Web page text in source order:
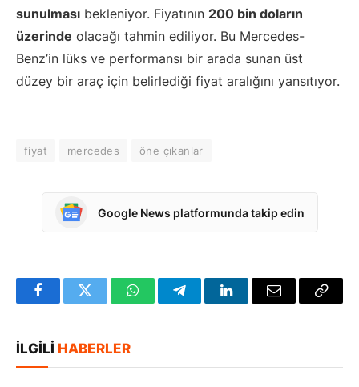
sunulması bekleniyor. Fiyatının 200 bin doların
üzerinde olacağı tahmin ediliyor. Bu Mercedes-
Benz’in lüks ve performansı bir arada sunan üst
düzey bir araç için belirlediği fiyat aralığını yansıtıyor.
fiyat mercedes öne çıkanlar
Google News platformunda takip edin
FacebookTwitter WhatsAppTelegramLinkedInE-
İLGILI HABERLER